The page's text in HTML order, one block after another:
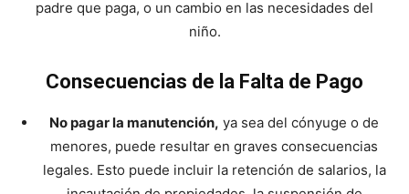
padre que paga, o un cambio en las necesidades del
niño.
Consecuencias de la Falta de Pago
No pagar la manutención, ya sea del cónyuge o de
menores, puede resultar en graves consecuencias
legales. Esto puede incluir la retención de salarios, la